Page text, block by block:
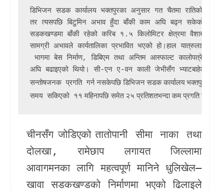
प्रविधि
शिक्षा
स्वास्थ्य
डिभिजन सडक कार्यालय भक्तपुरका अनुसार गत चैतमा रातिको
तर त्यसपछि बिटुमिन अभाव हुँदा बाँकी काम अघि बढ्न सकेको छैन।
सडकखण्डमा बाँकी रहेको करिब १.५ किलोमिटर क्षेत्रमा वैशाखको
सामग्री अभावले कार्यतालिका प्रभावित भएको हो।हाल
भागमा बेस निर्माण, डिबिएम तथा अन्तिम आस्फाल्ट कालोपत्रे
अघि बढाइएको थियो। सी-एन ए-वन काली जेभीसँग भ्याटबाहेक
सन्तोषजनक प्रगति गर्न नसकेपछि डिभिजन सडक कार्यालय भक्तपुर
समय सकिएको ११ महिनापछि समेत २५ प्रतिशतभन्दा कम प्रगति
चीनसँग जोडिएकोतातोपानी सीमा नाका तथा
दोलखा, रामेछापलगायत जिल्लामा
आवागमनका लागि महत्वपूर्ण मानिने धुलिखेल–
खावा सडकखण्डको निर्माणमा भएको ढिलाइले